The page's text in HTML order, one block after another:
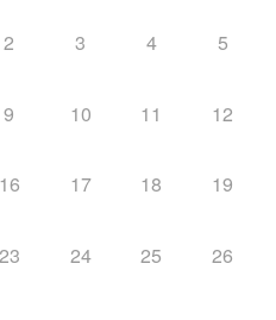
2 3 4 5
9 10 11 12
16 17 18 19
23 24 25 26